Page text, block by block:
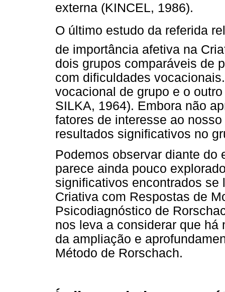
externa (KINCEL, 1986).
O último estudo da referida
de importância afetiva na
dois grupos comparáveis de
com dificuldades
vocacional de grupo e o
SILKA, 1964). Embora não
fatores de interesse ao
resultados significativos no
Podemos observar diante do
parece ainda pouco
significativos encontrados se
Criativa com Respostas de
Psicodiagnóstico de
nos leva a considerar que há
da ampliação e
Método de Rorschach.